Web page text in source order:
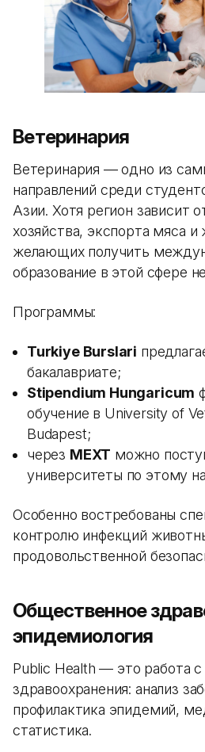
Ветеринария
Ветеринария — одно из
направлений среди
Азии. Хотя регион зависит
хозяйства, экспорта мяса
желающих получить
образование в этой сфере
Программы:
Turkiye Burslari
бакалавриате;
Stipendium Hungaricum
обучение в University of
Budapest;
через MEXT можно
университеты по этому
Особенно востребованы
контролю инфекций
продовольственной
Общественное
эпидемиология
Public Health — это работа
здравоохранения: анализ
профилактика эпидемий,
статистика.